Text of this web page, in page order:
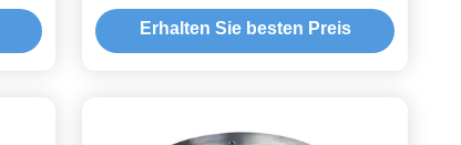
Flachflansche
Erhalten Sie besten Preis